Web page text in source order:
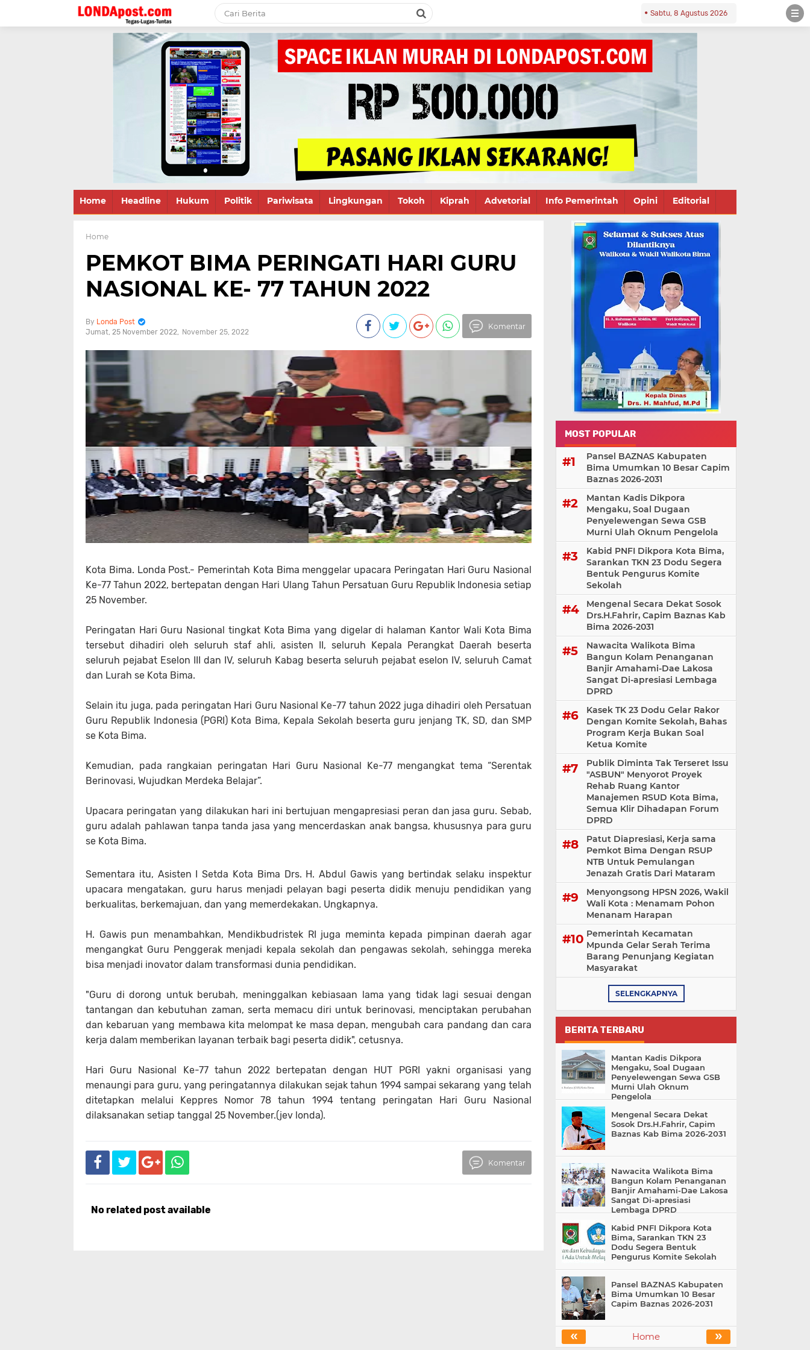
Sabtu, 8 Agustus 2026
Home Headline Hukum Politik Pariwisata Lingkungan Tokoh Kiprah Advetorial Info Pemerintah Opini Editorial
Home
PEMKOT BIMA PERINGATI HARI GURU
NASIONAL KE- 77 TAHUN 2022
Londa Post
Jumat, 25 November 2022
November 25, 2022
Komentar
Kota Bima. Londa Post.- Pemerintah Kota Bima menggelar upacara Peringatan Hari Guru Nasional
Ke-77 Tahun 2022, bertepatan dengan Hari Ulang Tahun Persatuan Guru Republik Indonesia setiap
25 November.
Peringatan Hari Guru Nasional tingkat Kota Bima yang digelar di halaman Kantor Wali Kota Bima
tersebut dihadiri oleh seluruh staf ahli, asisten II, seluruh Kepala Perangkat Daerah beserta
seluruh pejabat Eselon III dan IV, seluruh Kabag beserta seluruh pejabat eselon IV, seluruh Camat
dan Lurah se Kota Bima.
Selain itu juga, pada peringatan Hari Guru Nasional Ke-77 tahun 2022 juga dihadiri oleh Persatuan
Guru Republik Indonesia (PGRI) Kota Bima, Kepala Sekolah beserta guru jenjang TK, SD, dan SMP
se Kota Bima.
Kemudian, pada rangkaian peringatan Hari Guru Nasional Ke-77 mengangkat tema “Serentak
Berinovasi, Wujudkan Merdeka Belajar”.
Upacara peringatan yang dilakukan hari ini bertujuan mengapresiasi peran dan jasa guru. Sebab,
guru adalah pahlawan tanpa tanda jasa yang mencerdaskan anak bangsa, khususnya para guru
se Kota Bima.
Sementara itu, Asisten I Setda Kota Bima Drs. H. Abdul Gawis yang bertindak selaku inspektur
upacara mengatakan, guru harus menjadi pelayan bagi peserta didik menuju pendidikan yang
berkualitas, berkemajuan, dan yang memerdekakan. Ungkapnya.
H. Gawis pun menambahkan, Mendikbudristek RI juga meminta kepada pimpinan daerah agar
mengangkat Guru Penggerak menjadi kepala sekolah dan pengawas sekolah, sehingga mereka
bisa menjadi inovator dalam transformasi dunia pendidikan.
"Guru di dorong untuk berubah, meninggalkan kebiasaan lama yang tidak lagi sesuai dengan
tantangan dan kebutuhan zaman, serta memacu diri untuk berinovasi, menciptakan perubahan
dan kebaruan yang membawa kita melompat ke masa depan, mengubah cara pandang dan cara
kerja dalam memberikan layanan terbaik bagi peserta didik", cetusnya.
Hari Guru Nasional Ke-77 tahun 2022 bertepatan dengan HUT PGRI yakni organisasi yang
menaungi para guru, yang peringatannya dilakukan sejak tahun 1994 sampai sekarang yang telah
ditetapkan melalui Keppres Nomor 78 tahun 1994 tentang peringatan Hari Guru Nasional
dilaksanakan setiap tanggal 25 November.(jev londa).
Komentar
No related post available
MOST POPULAR
Pansel BAZNAS Kabupaten
Bima Umumkan 10 Besar Capim
Baznas 2026-2031
Mantan Kadis Dikpora
Mengaku, Soal Dugaan
Penyelewengan Sewa GSB
Murni Ulah Oknum Pengelola
Kabid PNFI Dikpora Kota Bima,
Sarankan TKN 23 Dodu Segera
Bentuk Pengurus Komite
Sekolah
Mengenal Secara Dekat Sosok
Drs.H.Fahrir, Capim Baznas Kab
Bima 2026-2031
Nawacita Walikota Bima
Bangun Kolam Penanganan
Banjir Amahami-Dae Lakosa
Sangat Di-apresiasi Lembaga
DPRD
Kasek TK 23 Dodu Gelar Rakor
Dengan Komite Sekolah, Bahas
Program Kerja Bukan Soal
Ketua Komite
Publik Diminta Tak Terseret Issu
"ASBUN" Menyorot Proyek
Rehab Ruang Kantor
Manajemen RSUD Kota Bima,
Semua Klir Dihadapan Forum
DPRD
Patut Diapresiasi, Kerja sama
Pemkot Bima Dengan RSUP
NTB Untuk Pemulangan
Jenazah Gratis Dari Mataram
Menyongsong HPSN 2026, Wakil
Wali Kota : Menamam Pohon
Menanam Harapan
Pemerintah Kecamatan
Mpunda Gelar Serah Terima
Barang Penunjang Kegiatan
Masyarakat
SELENGKAPNYA
BERITA TERBARU
Mantan Kadis Dikpora
Mengaku, Soal Dugaan
Penyelewengan Sewa GSB
Murni Ulah Oknum
Pengelola
Mengenal Secara Dekat
Sosok Drs.H.Fahrir, Capim
Baznas Kab Bima 2026-2031
Nawacita Walikota Bima
Bangun Kolam Penanganan
Banjir Amahami-Dae Lakosa
Sangat Di-apresiasi
Lembaga DPRD
Kabid PNFI Dikpora Kota
Bima, Sarankan TKN 23
Dodu Segera Bentuk
Pengurus Komite Sekolah
Pansel BAZNAS Kabupaten
Bima Umumkan 10 Besar
Capim Baznas 2026-2031
« »
Home